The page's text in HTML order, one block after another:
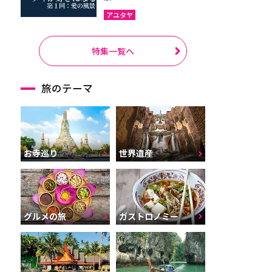
アユタヤ
特集一覧へ
旅のテーマ
お寺巡り 世界遺産
グルメの旅 ガストロノミー